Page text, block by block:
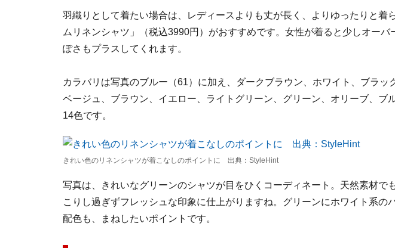
羽織りとして着たい場合は、レディースよりも丈が長く、よりゆったりと着
ムリネンシャツ」（税込3990円）がおすすめです。女性が着ると少しオーバ
ぽさもプラスしてくれます。
カラバリは写真のブルー（61）に加え、ダークブラウン、ホワイト、ブラッ
ベージュ、ブラウン、イエロー、ライトグリーン、グリーン、オリーブ、ブ
14色です。
きれい色のリネンシャツが着こなしのポイントに 出典：StyleHint
写真は、きれいなグリーンのシャツが目をひくコーディネート。天然素材で
こりし過ぎずフレッシュな印象に仕上がりますね。グリーンにホワイト系の
配色も、まねしたいポイントです。